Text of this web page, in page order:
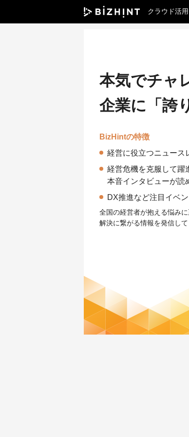
クラウド活
本気でチャ
企業に「誇
BizHintの特徴
経営に役立つニュース
経営危機を克服して躍
本音インタビューが読
DX推進など注目イベ
全国の経営者が抱える悩み
解決に繋がる情報を発信して